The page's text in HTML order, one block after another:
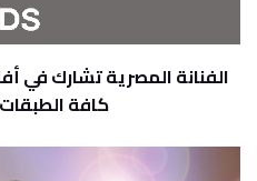
الفنانة المصرية تشارك في
كافة